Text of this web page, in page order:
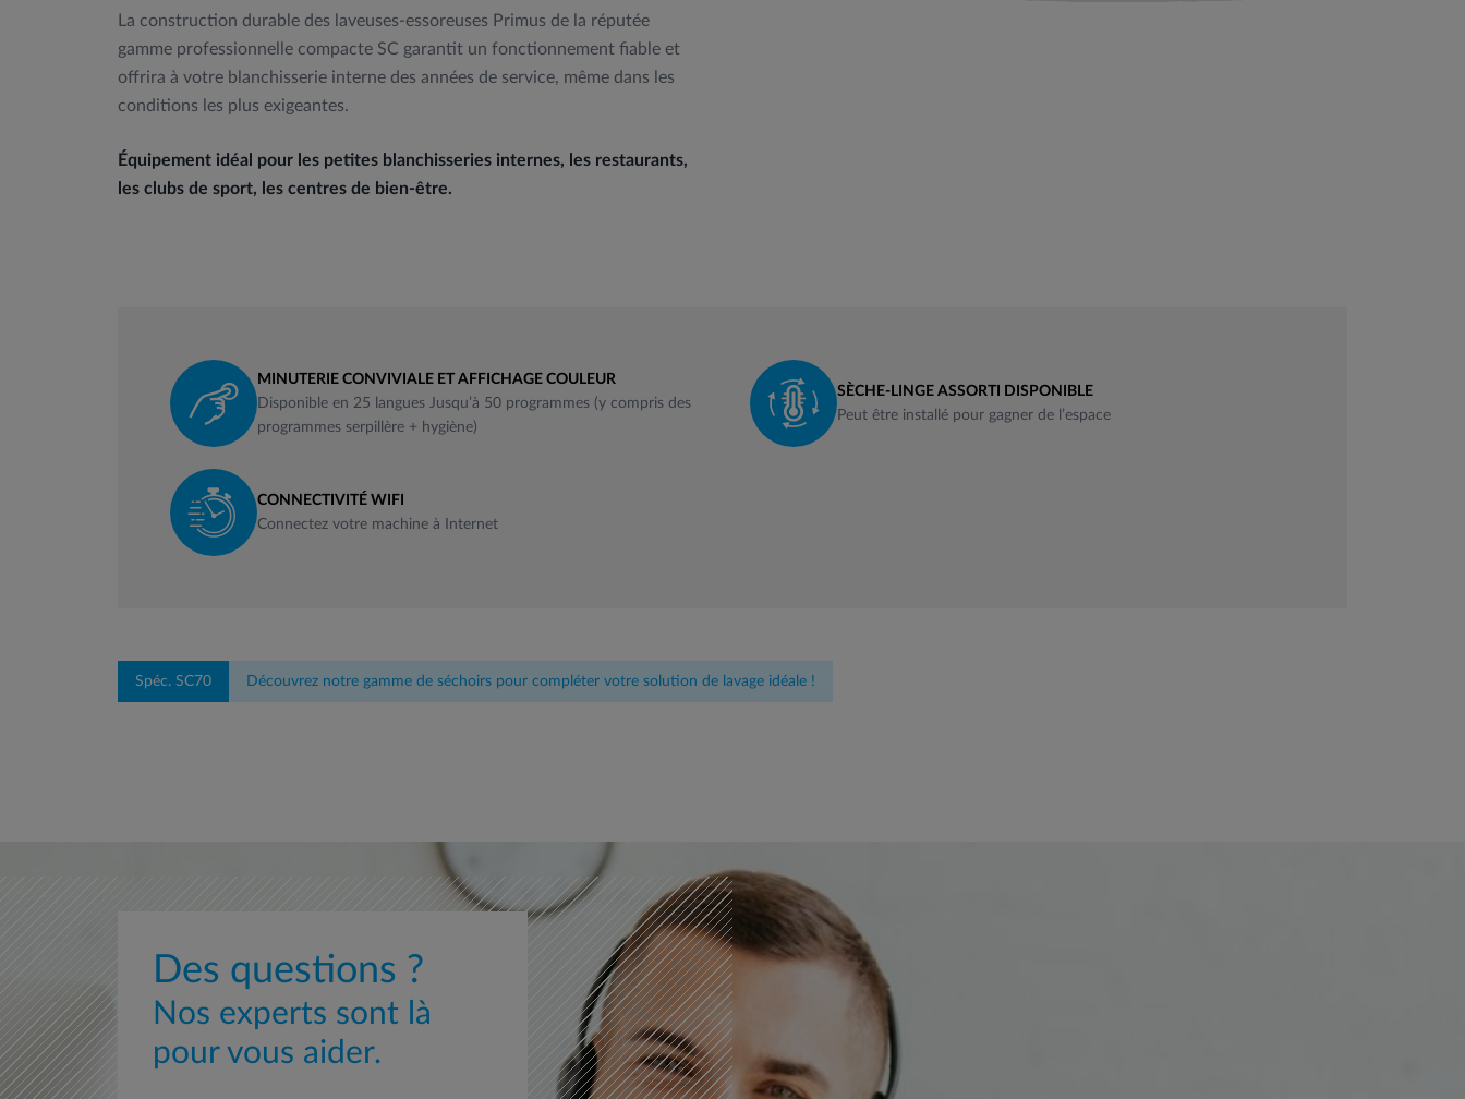
La construction durable des laveuses-essoreuses Primus de la réputée
gamme professionnelle compacte SC garantit un fonctionnement fiable et
offrira à votre blanchisserie interne des années de service, même dans les
conditions les plus exigeantes.
Équipement idéal pour les petites blanchisseries internes, les restaurants,
les clubs de sport, les centres de bien-être.
MINUTERIE CONVIVIALE ET AFFICHAGE COULEUR
Disponible en 25 langues Jusqu’à 50 programmes (y compris des
programmes serpillère + hygiène)
SÈCHE-LINGE ASSORTI DISPONIBLE
Peut être installé pour gagner de l’espace
CONNECTIVITÉ WIFI
Connectez votre machine à Internet
Spéc. SC70 Découvrez notre gamme de séchoirs pour compléter votre solution de lavage idéale !
Des questions ?
Nos experts sont là
pour vous aider.